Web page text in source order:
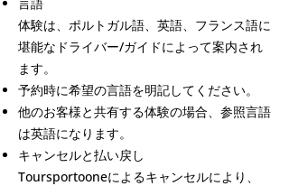
体験は、ポルトガル語、英語、フランス語に
堪能なドライバー/ガイドによって案内され
ます。
予約時に希望の言語を明記してください。
他のお客様と共有する体験の場合、参照言語
は英語になります。
キャンセルと払い戻し
Toursportooneによるキャンセルにより、